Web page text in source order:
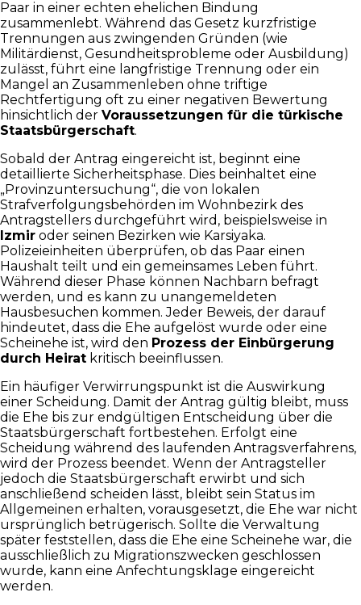
Paar in einer echten ehelichen Bindung
zusammenlebt. Während das Gesetz kurzfristige
Trennungen aus zwingenden Gründen (wie
Militärdienst, Gesundheitsprobleme oder Ausbildung)
zulässt, führt eine langfristige Trennung oder ein
Mangel an Zusammenleben ohne triftige
Rechtfertigung oft zu einer negativen Bewertung
hinsichtlich der Voraussetzungen für die türkische
Staatsbürgerschaft.
Sobald der Antrag eingereicht ist, beginnt eine
detaillierte Sicherheitsphase. Dies beinhaltet eine
„Provinzuntersuchung“, die von lokalen
Strafverfolgungsbehörden im Wohnbezirk des
Antragstellers durchgeführt wird, beispielsweise in
Izmir oder seinen Bezirken wie Karsiyaka.
Polizeieinheiten überprüfen, ob das Paar einen
Haushalt teilt und ein gemeinsames Leben führt.
Während dieser Phase können Nachbarn befragt
werden, und es kann zu unangemeldeten
Hausbesuchen kommen. Jeder Beweis, der darauf
hindeutet, dass die Ehe aufgelöst wurde oder eine
Scheinehe ist, wird den Prozess der Einbürgerung
durch Heirat kritisch beeinflussen.
Ein häufiger Verwirrungspunkt ist die Auswirkung
einer Scheidung. Damit der Antrag gültig bleibt, muss
die Ehe bis zur endgültigen Entscheidung über die
Staatsbürgerschaft fortbestehen. Erfolgt eine
Scheidung während des laufenden Antragsverfahrens,
wird der Prozess beendet. Wenn der Antragsteller
jedoch die Staatsbürgerschaft erwirbt und sich
anschließend scheiden lässt, bleibt sein Status im
Allgemeinen erhalten, vorausgesetzt, die Ehe war nicht
ursprünglich betrügerisch. Sollte die Verwaltung
später feststellen, dass die Ehe eine Scheinehe war, die
ausschließlich zu Migrationszwecken geschlossen
wurde, kann eine Anfechtungsklage eingereicht
werden.